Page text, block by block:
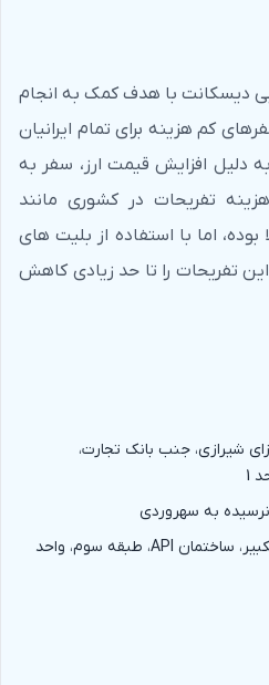
دیسکانت با هدف کمک به انجام
کم هزینه برای تمام ایرانیان
دلیل افزایش قیمت ارز، سفر به
تفریحات در کشوری مانند
بوده، اما با استفاده از بلیت های
تفریحات را تا حد زیادی کاهش
شیرازی، جنب بانک تجارت،
1
نرسیده به سهروردی
امارات، دبی، بَر دبی، السوق الکبیر، ساختمان API، طبقه سوم، واحد